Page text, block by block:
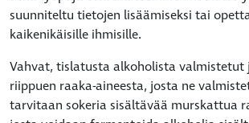
suunniteltu tietojen lisäämiseksi tai
kaikenikäisille ihmisille.
Vahvat, tislatusta alkoholista
riippuen raaka-aineesta, josta ne
tarvitaan sokeria sisältävää murskattua